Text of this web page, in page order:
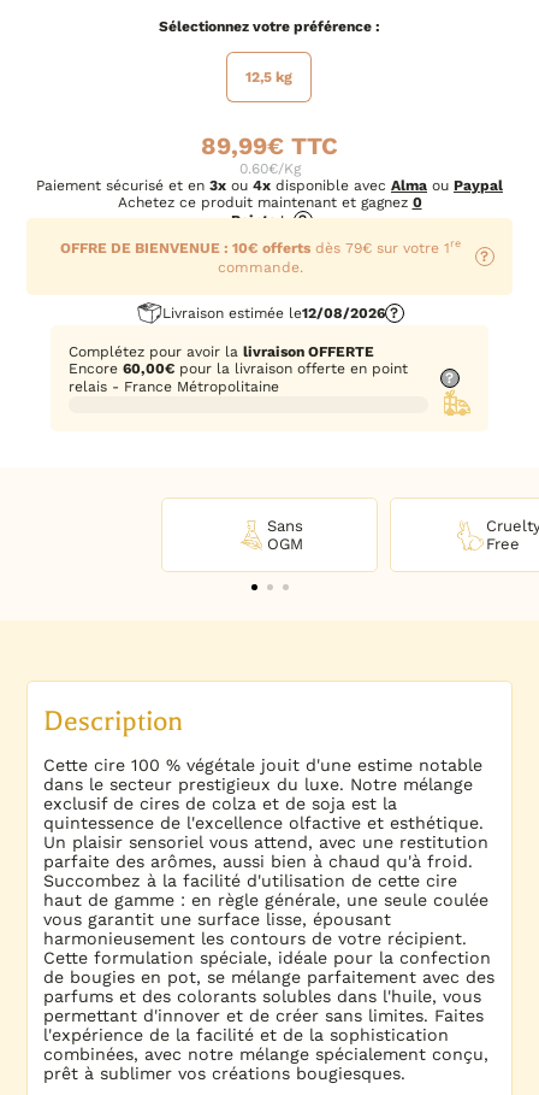
préférence
12,5 kg
89,99€
0.60€/Kg
Paiement sécurisé et en 3x ou 4x disponible avec Alma ou Paypal
Achetez ce produit maintenant et gagnez 0
Points! ?
Livraison estimée le12/08/2026 ?
Complétez pour avoir lalivraison OFFERTE
Encore60,00€ pour la livraison offerte en point
relais - France Métropolitaine
?
OFFRE DE BIENVENUE : 10€ offertsdès 79€ sur votre 1 re
commande.
?
Sans
OGM
Free
Description
Cette cire 100 % végétale jouit d'une estime notable
dans le secteur prestigieux du luxe. Notre mélange
exclusif de cires de colza et de soja est la
quintessence de l'excellence olfactive et esthétique.
Un plaisir sensoriel vous attend, avec une restitution
parfaite des arômes, aussi bien à chaud qu'à froid.
Succombez à la facilité d'utilisation de cette cire
haut de gamme : en règle générale, une seule coulée
vous garantit une surface lisse, épousant
harmonieusement les contours de votre récipient.
Cette formulation spéciale, idéale pour la confection
de bougies en pot, se mélange parfaitement avec des
parfums et des colorants solubles dans l'huile, vous
permettant d'innover et de créer sans limites. Faites
l'expérience de la facilité et de la sophistication
combinées, avec notre mélange spécialement conçu,
prêt à sublimer vos créations bougiesques.